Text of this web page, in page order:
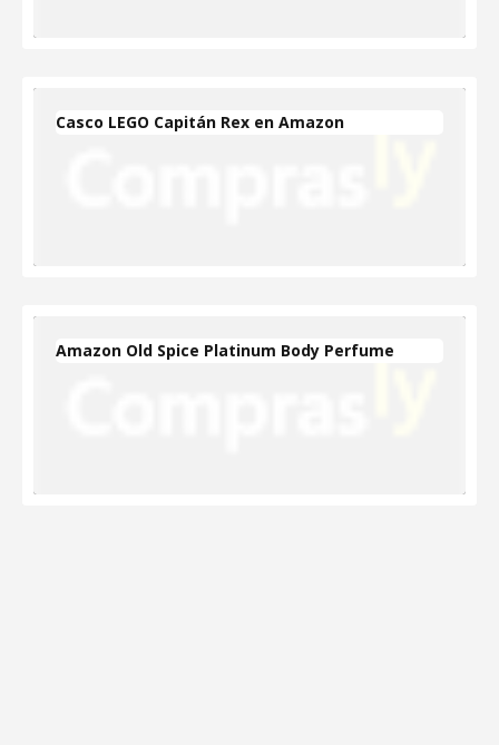
Casco LEGO Capitán Rex en Amazon
Amazon Old Spice Platinum Body Perfume